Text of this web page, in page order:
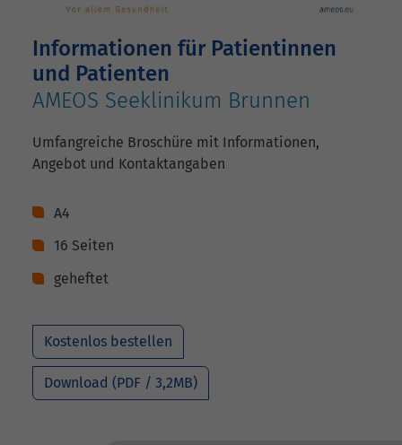
Informationen für Patientinnen
und Patienten
AMEOS Seeklinikum Brunnen
Umfangreiche Broschüre mit Informationen,
Angebot und Kontaktangaben
A4
16 Seiten
geheftet
Kostenlos bestellen
Download (PDF / 3,2MB)